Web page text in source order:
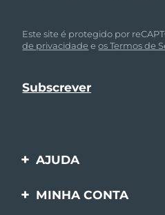
Este site é protegido por
de privacidade eos Termos de
AJUDA
Entre em contato
MINHA CONTA